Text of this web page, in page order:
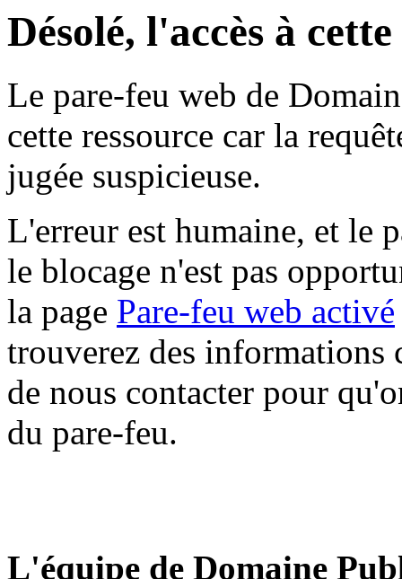
Désolé, l'accès à
Le pare-feu web de
cette ressource car la
jugée suspicieuse.
L'erreur est humaine, et le
le blocage n'est pas
la page Pare-feu web activé
trouverez des informations
de nous contacter pour
du pare-feu.
L'équipe de Domaine